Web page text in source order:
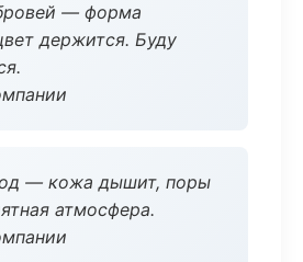
— форма
держится. Буду
— кожа дышит, поры
атмосфера.